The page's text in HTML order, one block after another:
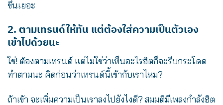
ขึ้นเยอะ
2. ตามเทรนด์ให้ทัน แต่ต้องใส่ความเป็นตัวเอง
เข้าไปด้วยนะ
ใช่! ต้องตามเทรนด์ แต่ไม่ใช่ว่าเห็นอะไรฮิตก็จะรีบกระโดด
ทำตามนะ คิดก่อนว่าเทรนด์นี้เข้ากับเราไหม?
ถ้าเข้า จะเพิ่มความเป็นเราลงไปยังไงดี? สมมติมีเพลงกำลังฮิต